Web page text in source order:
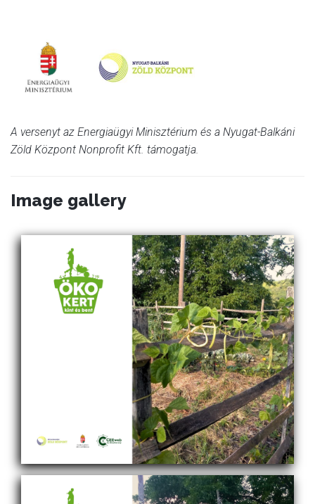
A versenyt az Energiaügyi Minisztérium és a Nyugat-Balkáni
Zöld Központ Nonprofit Kft. támogatja.
Image gallery